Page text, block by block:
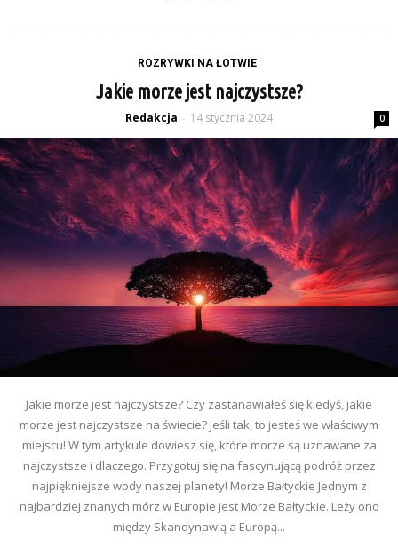
ROZRYWKI NA ŁOTWIE
Jakie morze jest najczystsze?
Redakcja - 14 stycznia 2024 0
Jakie morze jest najczystsze? Czy zastanawiałeś się kiedyś, jakie
morze jest najczystsze na świecie? Jeśli tak, to jesteś we właściwym
miejscu! W tym artykule dowiesz się, które morze są uznawane za
najczystsze i dlaczego. Przygotuj się na fascynującą podróż przez
najpiękniejsze wody naszej planety! Morze Bałtyckie Jednym z
najbardziej znanych mórz w Europie jest Morze Bałtyckie. Leży ono
między Skandynawią a Europą...